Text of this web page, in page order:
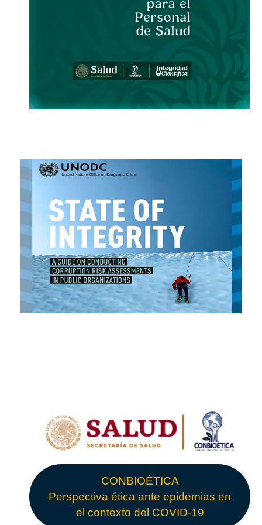
CONBIOÉTICA
Perspectiva ética ante epidemias en
el contexto del COVID-19